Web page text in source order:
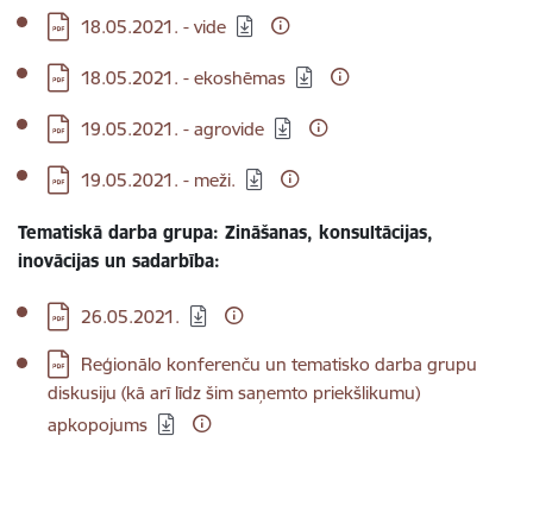
Lejupielādēt:
18.05.2021. - vide
Lejupielādēt:
18.05.2021. - ekoshēmas
Lejupielādēt:
19.05.2021. - agrovide
Lejupielādēt:
19.05.2021. - meži.
Tematiskā darba grupa: Zināšanas, konsultācijas,
inovācijas un sadarbība:
Lejupielādēt:
26.05.2021.
Lejupielādēt:
Reģionālo konferenču un tematisko darba grupu
diskusiju (kā arī līdz šim saņemto priekšlikumu)
apkopojums